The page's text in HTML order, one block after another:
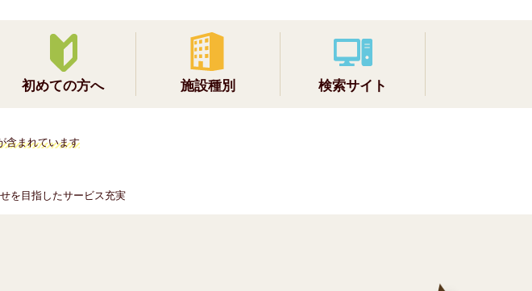
初めての方へ 施設種別 検索サイト
含まれています
を目指したサービス充実